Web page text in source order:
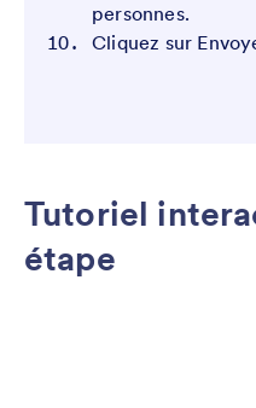
personnes.
Cliquez sur
Tutoriel
étape